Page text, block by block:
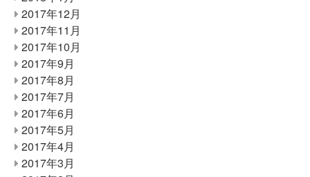
2017年12月
2017年11月
2017年10月
2017年9月
2017年8月
2017年7月
2017年6月
2017年5月
2017年4月
2017年3月